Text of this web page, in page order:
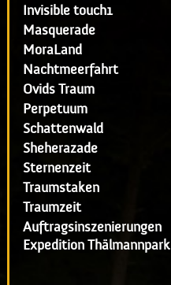
Invisible touch1
Masquerade
MoraLand
Nachtmeerfahrt
Ovids Traum
Perpetuum
Schattenwald
Sheherazade
Sternenzeit
Traumstaken
Traumzeit
Auftragsinszenierungen
Expedition Thälmannpark